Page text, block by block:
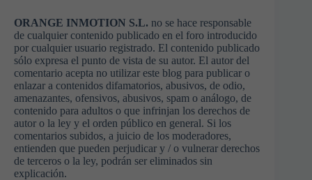
ORANGE INMOTION S.L. no se hace responsable
de cualquier contenido publicado en el foro introducido
por cualquier usuario registrado. El contenido publicado
sólo expresa el punto de vista de su autor. El autor del
comentario acepta no utilizar este blog para publicar o
enlazar a contenidos difamatorios, abusivos, de odio,
amenazantes, ofensivos, abusivos, spam o análogo, de
contenido para adultos o que infrinjan los derechos de
autor o la ley y el orden público en general. Si los
comentarios subidos, a juicio de los moderadores,
entienden que pueden perjudicar y / o vulnerar derechos
de terceros o la ley, podrán ser eliminados sin
explicación.